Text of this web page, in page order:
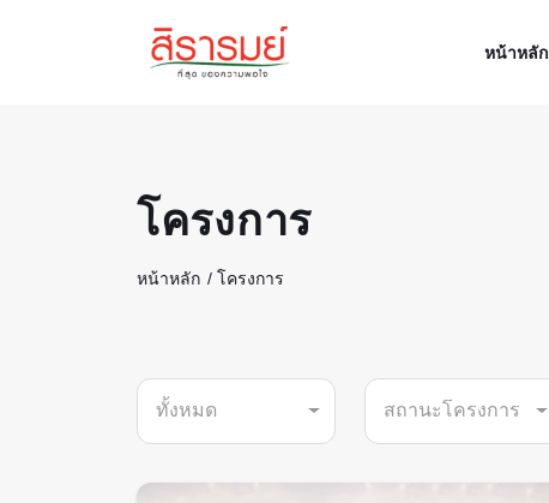
หน้าหลัก
โครงการ
หน้าหลัก โครงการ
ทั้งหมด สถานะโครงการ